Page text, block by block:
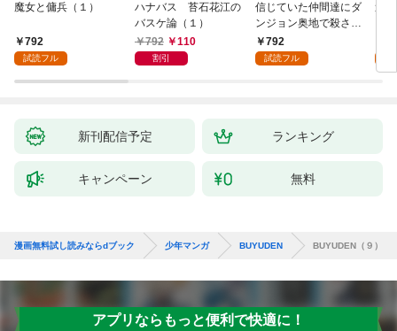
魔女と傭兵（１）
792
試読フル
ハナバス 苔石花江の
バスケ論（１）
792
110
割引
信じていた仲間達にダ
ンジョン奥地で殺され
かけたがギフト『無限
ガチャ』でレベル９９
（１）
792
試読フル
追
強
～
新刊配信予定 ランキング
キャンペーン 無料
漫画無料試し読みならdブック 少年マンガ BUYUDEN BUYUDEN（９）
アプリならもっと便利で快適に！